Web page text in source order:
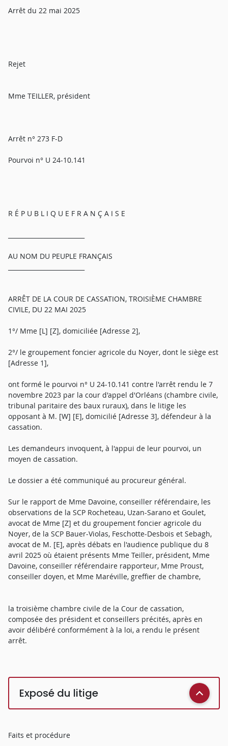
Arrêt du 22 mai 2025
Rejet
Mme TEILLER, président
Arrêt n° 273 F-D
Pourvoi n° U 24-10.141
R É P U B L I Q U E F R A N Ç A I S E
AU NOM DU PEUPLE FRANÇAIS
ARRÊT DE LA COUR DE CASSATION, TROISIÈME CHAMBRE
CIVILE, DU 22 MAI 2025
1°/ Mme [L] [Z], domiciliée [Adresse 2],
2°/ le groupement foncier agricole du Noyer, dont le siège est
[Adresse 1],
ont formé le pourvoi n° U 24-10.141 contre l'arrêt rendu le 7
novembre 2023 par la cour d'appel d'Orléans (chambre civile,
tribunal paritaire des baux ruraux), dans le litige les
opposant à M. [W] [E], domicilié [Adresse 3], défendeur à la
cassation.
Les demandeurs invoquent, à l'appui de leur pourvoi, un
moyen de cassation.
Le dossier a été communiqué au procureur général.
Sur le rapport de Mme Davoine, conseiller référendaire, les
observations de la SCP Rocheteau, Uzan-Sarano et Goulet,
avocat de Mme [Z] et du groupement foncier agricole du
Noyer, de la SCP Bauer-Violas, Feschotte-Desbois et Sebagh,
avocat de M. [E], après débats en l'audience publique du 8
avril 2025 où étaient présents Mme Teiller, président, Mme
Davoine, conseiller référendaire rapporteur, Mme Proust,
conseiller doyen, et Mme Maréville, greffier de chambre,
la troisième chambre civile de la Cour de cassation,
composée des président et conseillers précités, après en
avoir délibéré conformément à la loi, a rendu le présent
arrêt.
Exposé du litige
Faits et procédure